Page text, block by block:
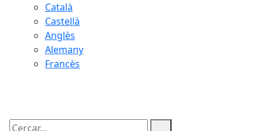
Català
Castellà
Anglès
Alemany
Francès